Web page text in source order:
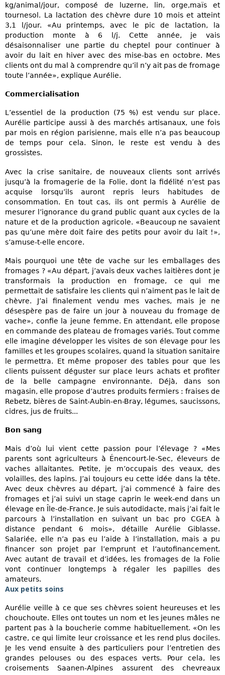
kg/animal/jour, composé de luzerne, lin, orge,maïs et
tournesol. La lactation des chèvre dure 10 mois et atteint
3,1 l/jour. «Au printemps, avec le pic de lactation, la
production monte à 6 l/j. Cette année, je vais
désaisonnaliser une partie du cheptel pour continuer à
avoir du lait en hiver avec des mise-bas en octobre. Mes
clients ont du mal à comprendre qu’il n’y ait pas de fromage
toute l’année», explique Aurélie.
Commercialisation
L’essentiel de la production (75 %) est vendu sur place.
Aurélie participe aussi à des marchés artisanaux, une fois
par mois en région parisienne, mais elle n’a pas beaucoup
de temps pour cela. Sinon, le reste est vendu à des
grossistes.
Avec la crise sanitaire, de nouveaux clients sont arrivés
jusqu’à la fromagerie de la Folie, dont la fidélité n’est pas
acquise lorsqu’ils auront repris leurs habitudes de
consommation. En tout cas, ils ont permis à Aurélie de
mesurer l’ignorance du grand public quant aux cycles de la
nature et de la production agricole. «Beaucoup ne savaient
pas qu’une mère doit faire des petits pour avoir du lait !»,
s’amuse-t-elle encore.
Mais pourquoi une tête de vache sur les emballages des
fromages ? «Au départ, j’avais deux vaches laitières dont je
transformais la production en fromage, ce qui me
permettait de satisfaire les clients qui n’aiment pas le lait de
chèvre. J’ai finalement vendu mes vaches, mais je ne
désespère pas de faire un jour à nouveau du fromage de
vache», confie la jeune femme. En attendant, elle propose
en commande des plateau de fromages variés. Tout comme
elle imagine développer les visites de son élevage pour les
familles et les groupes scolaires, quand la situation sanitaire
le permettra. Et même proposer des tables pour que les
clients puissent déguster sur place leurs achats et profiter
de la belle campagne environnante. Déjà, dans son
magasin, elle propose d’autres produits fermiers : fraises de
Rebetz, bières de Saint-Aubin-en-Bray, légumes, saucissons,
cidres, jus de fruits...
Bon sang
Mais d’où lui vient cette passion pour l’élevage ? «Mes
parents sont agriculteurs à Énencourt-le-Sec, éleveurs de
vaches allaitantes. Petite, je m’occupais des veaux, des
volailles, des lapins. J’ai toujours eu cette idée dans la tête.
Avec deux chèvres au départ, j’ai commencé à faire des
fromages et j’ai suivi un stage caprin le week-end dans un
élevage en Île-de-France. Je suis autodidacte, mais j’ai fait le
parcours à l’installation en suivant un bac pro CGEA à
distance pendant 6 mois», détaille Aurélie Giblasse.
Salariée, elle n’a pas eu l’aide à l’installation, mais a pu
financer son projet par l’emprunt et l’autofinancement.
Avec autant de travail et d’idées, les fromages de la Folie
vont continuer longtemps à régaler les papilles des
amateurs.
Aux petits soins
Aurélie veille à ce que ses chèvres soient heureuses et les
chouchoute. Elles ont toutes un nom et les jeunes mâles ne
partent pas à la boucherie comme habituellement. «On les
castre, ce qui limite leur croissance et les rend plus dociles.
Je les vend ensuite à des particuliers pour l’entretien des
grandes pelouses ou des espaces verts. Pour cela, les
croisements Saanen-Alpines assurent des chevreaux